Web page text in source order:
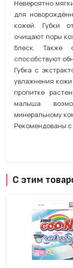
Невероятно
для
кожей. Губки
очищают поры
блеск. Также
способствуют
Губка с
увлажнения кожи
пропитке
малыша
минеральному
Рекомендованы
С этим